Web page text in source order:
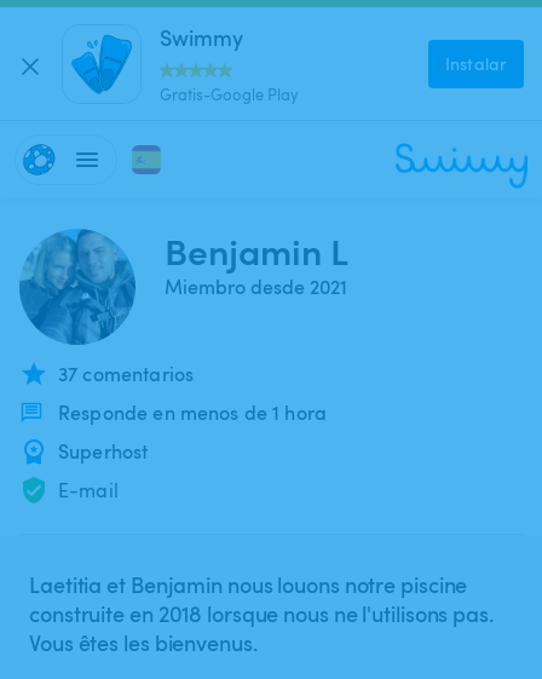
Swimmy
Gratis-Google Play
Instalar
Benjamin L
Miembro desde 2021
37 comentarios
Responde en menos de 1 hora
Superhost
E-mail
Laetitia et Benjamin nous louons notre piscine
construite en 2018 lorsque nous ne l'utilisons pas.
Vous êtes les bienvenus.